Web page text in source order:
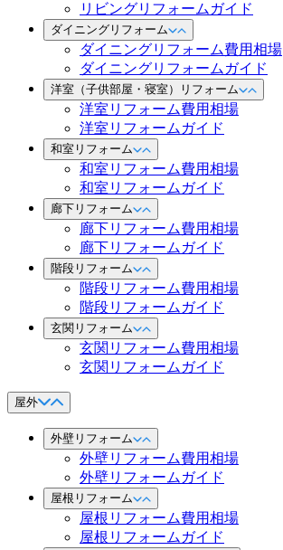
リビングリフォームガイド
ダイニングリフォーム
ダイニングリフォーム費用相場
ダイニングリフォームガイド
洋室（子供部屋・寝室）リフォーム
洋室リフォーム費用相場
洋室リフォームガイド
和室リフォーム
和室リフォーム費用相場
和室リフォームガイド
廊下リフォーム
廊下リフォーム費用相場
廊下リフォームガイド
階段リフォーム
階段リフォーム費用相場
階段リフォームガイド
玄関リフォーム
玄関リフォーム費用相場
玄関リフォームガイド
屋外
外壁リフォーム
外壁リフォーム費用相場
外壁リフォームガイド
屋根リフォーム
屋根リフォーム費用相場
屋根リフォームガイド